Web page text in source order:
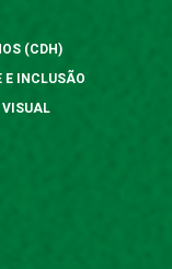
(CDH)
E INCLUSÃO